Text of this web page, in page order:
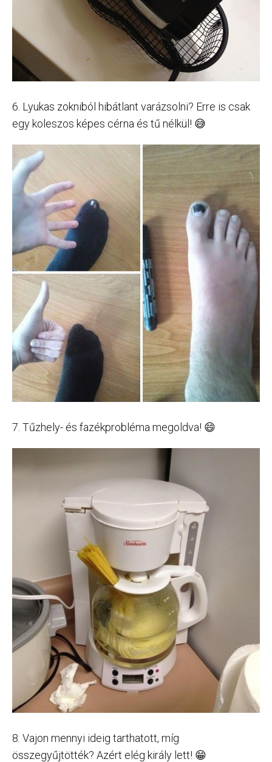
6. Lyukas zokniból hibátlant varázsolni? Erre is csak
egy koleszos képes cérna és tű nélkül! 😅
7. Tűzhely- és fazékprobléma megoldva! 😄
8. Vajon mennyi ideig tarthatott, míg
összegyűjtötték? Azért elég király lett! 😁